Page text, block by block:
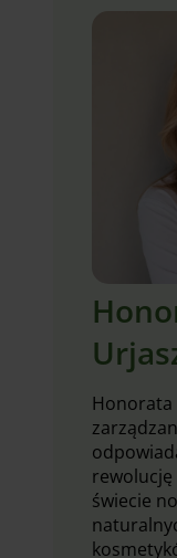
Honorata
świecie